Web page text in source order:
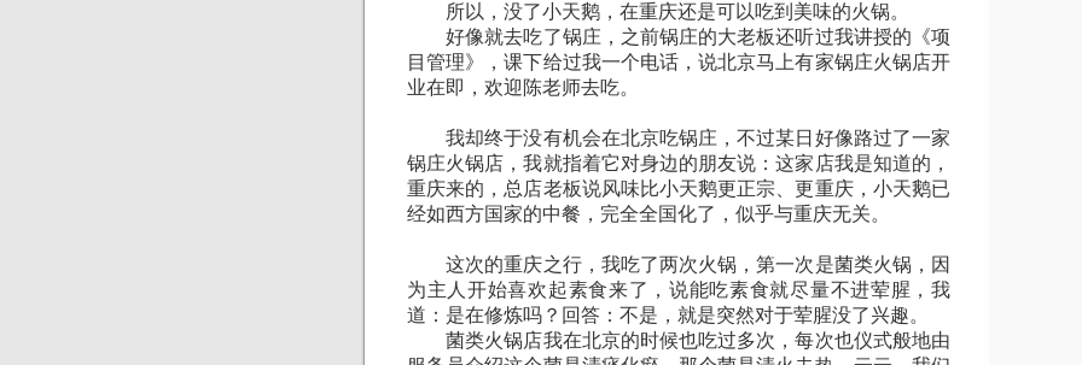
所以，没了小天鹅，在重庆还是可以吃到美味的火锅。
好像就去吃了锅庄，之前锅庄的大老板还听过我讲授的《项
目管理》，课下给过我一个电话，说北京马上有家锅庄火锅店开
业在即，欢迎陈老师去吃。
我却终于没有机会在北京吃锅庄，不过某日好像路过了一家
锅庄火锅店，我就指着它对身边的朋友说：这家店我是知道的，
重庆来的，总店老板说风味比小天鹅更正宗、更重庆，小天鹅已
经如西方国家的中餐，完全全国化了，似乎与重庆无关。
这次的重庆之行，我吃了两次火锅，第一次是菌类火锅，因
为主人开始喜欢起素食来了，说能吃素食就尽量不进荤腥，我
道：是在修炼吗？回答：不是，就是突然对于荤腥没了兴趣。
菌类火锅店我在北京的时候也吃过多次，每次也仪式般地由